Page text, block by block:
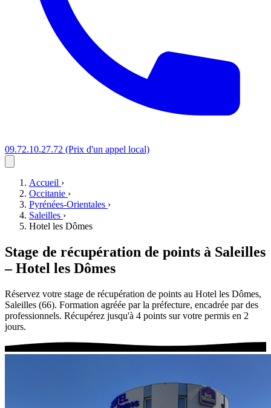
09.72.10.27.72 (Prix d'un appel local)
Accueil ›
Occitanie ›
Pyrénées-Orientales ›
Saleilles ›
Hotel les Dômes
Stage de récupération de points à Saleilles
–Hotel les Dômes
Réservez votre stage de récupération de points au Hotel les Dômes,
Saleilles (66). Formation agréée par la préfecture, encadrée par des
professionnels. Récupérez jusqu'à 4 points sur votre permis en 2
jours.